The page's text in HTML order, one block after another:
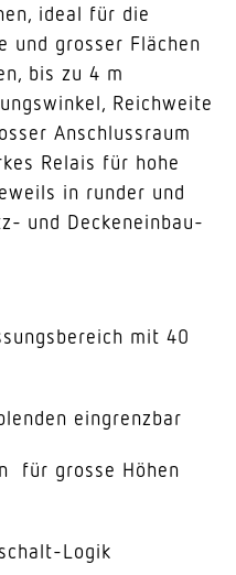
ideal für die
und grosser Flächen
bis zu 4 m
Reichweite
Anschlussraum
Relais für hohe
in runder und
und Deckeneinbau-
mit 40
eingrenzbar
für grosse Höhen
Logik